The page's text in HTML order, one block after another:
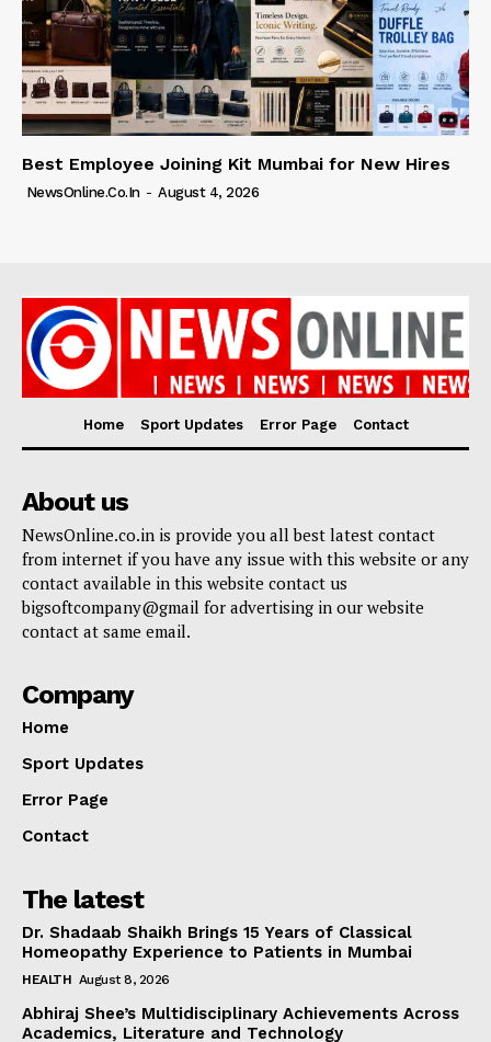
Best Employee Joining Kit Mumbai for New Hires
NewsOnline.co.in - August 4, 2026
Home Sport Updates Error Page Contact
About us
NewsOnline.co.in is provide you all best latest contact
from internet if you have any issue with this website or any
contact available in this website contact us
bigsoftcompany@gmail for advertising in our website
contact at same email.
Company
Home
Sport Updates
Error Page
Contact
The latest
Dr. Shadaab Shaikh Brings 15 Years of Classical
Homeopathy Experience to Patients in Mumbai
HEALTH August 8, 2026
Abhiraj Shee’s Multidisciplinary Achievements Across
Academics, Literature and Technology